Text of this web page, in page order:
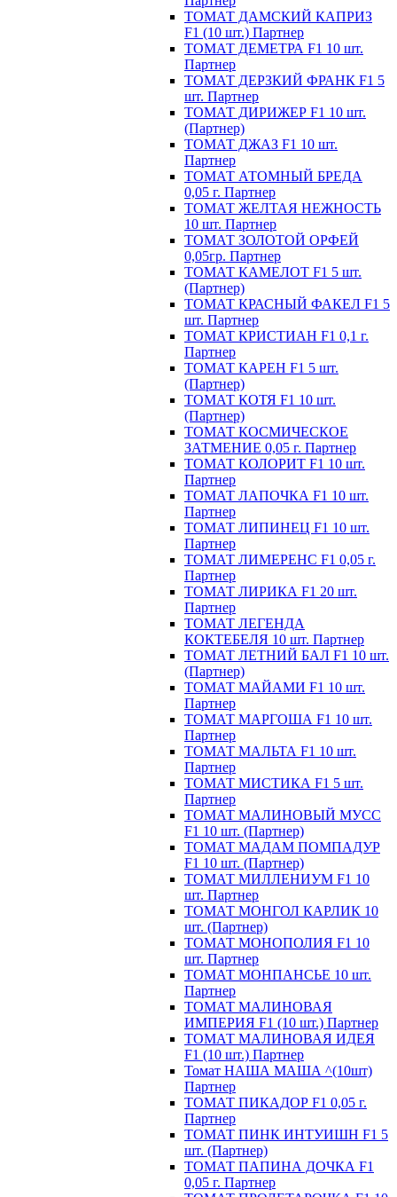
ТОМАТ ДАМСКИЙ КАПРИЗ
F1 (10 шт.) Партнер
ТОМАТ ДЕМЕТРА F1 10 шт.
Партнер
ТОМАТ ДЕРЗКИЙ ФРАНК F1 5
шт. Партнер
ТОМАТ ДИРИЖЕР F1 10 шт.
(Партнер)
ТОМАТ ДЖАЗ F1 10 шт.
Партнер
ТОМАТ АТОМНЫЙ БРЕДА
0,05 г. Партнер
ТОМАТ ЖЕЛТАЯ НЕЖНОСТЬ
10 шт. Партнер
ТОМАТ ЗОЛОТОЙ ОРФЕЙ
0,05гр. Партнер
ТОМАТ КАМЕЛОТ F1 5 шт.
(Партнер)
ТОМАТ КРАСНЫЙ ФАКЕЛ F1 5
шт. Партнер
ТОМАТ КРИСТИАН F1 0,1 г.
Партнер
ТОМАТ КАРЕН F1 5 шт.
(Партнер)
ТОМАТ КОТЯ F1 10 шт.
(Партнер)
ТОМАТ КОСМИЧЕСКОЕ
ЗАТМЕНИЕ 0,05 г. Партнер
ТОМАТ КОЛОРИТ F1 10 шт.
Партнер
ТОМАТ ЛАПОЧКА F1 10 шт.
Партнер
ТОМАТ ЛИПИНЕЦ F1 10 шт.
Партнер
ТОМАТ ЛИМЕРЕНС F1 0,05 г.
Партнер
ТОМАТ ЛИРИКА F1 20 шт.
Партнер
ТОМАТ ЛЕГЕНДА
КОКТЕБЕЛЯ 10 шт. Партнер
ТОМАТ ЛЕТНИЙ БАЛ F1 10 шт.
(Партнер)
ТОМАТ МАЙАМИ F1 10 шт.
Партнер
ТОМАТ МАРГОША F1 10 шт.
Партнер
ТОМАТ МАЛЬТА F1 10 шт.
Партнер
ТОМАТ МИСТИКА F1 5 шт.
Партнер
ТОМАТ МАЛИНОВЫЙ МУСС
F1 10 шт. (Партнер)
ТОМАТ МАДАМ ПОМПАДУР
F1 10 шт. (Партнер)
ТОМАТ МИЛЛЕНИУМ F1 10
шт. Партнер
ТОМАТ МОНГОЛ КАРЛИК 10
шт. (Партнер)
ТОМАТ МОНОПОЛИЯ F1 10
шт. Партнер
ТОМАТ МОНПАНСЬЕ 10 шт.
Партнер
ТОМАТ МАЛИНОВАЯ
ИМПЕРИЯ F1 (10 шт.) Партнер
ТОМАТ МАЛИНОВАЯ ИДЕЯ
F1 (10 шт.) Партнер
Томат НАША МАША ^(10шт)
Партнер
ТОМАТ ПИКАДОР F1 0,05 г.
Партнер
ТОМАТ ПИНК ИНТУИШН F1 5
шт. (Партнер)
ТОМАТ ПАПИНА ДОЧКА F1
0,05 г. Партнер